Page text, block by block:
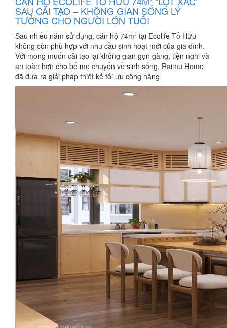
SAU CẢI TẠO – KHÔNG GIAN SỐNG LÝ
TƯỞNG CHO NGƯỜI LỚN TUỔI
Sau nhiều năm sử dụng, căn hộ 74m² tại Ecolife Tố Hữu
không còn phù hợp với nhu cầu sinh hoạt mới của gia đình.
Với mong muốn cải tạo lại không gian gọn gàng, tiện nghi và
an toàn hơn cho bố mẹ chuyển về sinh sống, Raimu Home
đã đưa ra giải pháp thiết kế tối ưu công năng